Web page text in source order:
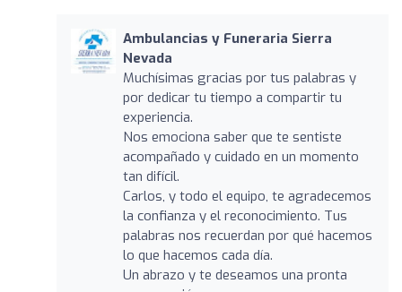
Ambulancias y Funeraria Sierra
Nevada
Muchísimas gracias por tus palabras y
por dedicar tu tiempo a compartir tu
experiencia.
Nos emociona saber que te sentiste
acompañado y cuidado en un momento
tan difícil.
Carlos, y todo el equipo, te agradecemos
la confianza y el reconocimiento. Tus
palabras nos recuerdan por qué hacemos
lo que hacemos cada día.
Un abrazo y te deseamos una pronta